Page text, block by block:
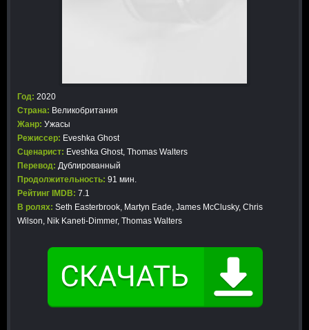
Год: 2020
Страна: Великобритания
Жанр: Ужасы
Режиссер: Eveshka Ghost
Сценарист: Eveshka Ghost, Thomas Walters
Перевод: Дублированный
Продолжительность: 91 мин.
Рейтинг IMDB: 7.1
В ролях: Seth Easterbrook, Martyn Eade, James McClusky, Chris
Wilson, Nik Kaneti-Dimmer, Thomas Walters